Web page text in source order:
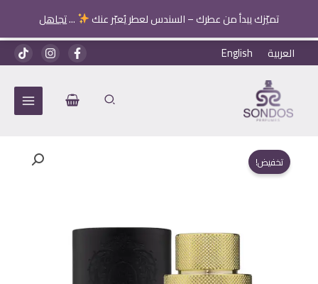
تميّزك يبدأ من عطرك – السندس لعطر يُعبّر عنك ...تجاهل
تخطي
إلى
العربية English
تخفيض!